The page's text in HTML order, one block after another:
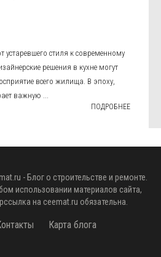
устаревшего стиля к современному
решения в кухне могут
всего жилища. В эпоху,
важную ...
ПОДРОБНЕЕ
- Блог о строительстве и ремонте.
использовании материалов сайта,
на ceemat.ru обязательна.
Карта блога